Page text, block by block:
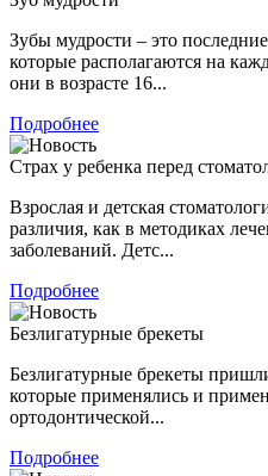
Зубы мудрости – это
которые располагаются на
они в возрасте 16...
Подробнее
Страх у ребенка перед
Взрослая и детская
различия, как в методиках
заболеваний. Детс...
Подробнее
Безлигатурные брекеты
Безлигатурные брекеты
которые применялись и
ортодонтической...
Подробнее